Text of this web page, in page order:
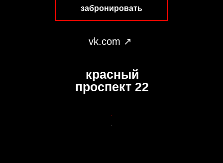
забронировать
красный
проспект 22
vk.com ↗︎